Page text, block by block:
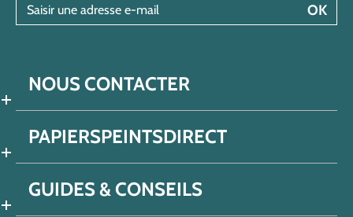
OK
NOUS CONTACTER
PAPIERSPEINTSDIRECT
GUIDES & CONSEILS